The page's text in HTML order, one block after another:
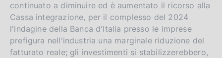
continuato a diminuire ed è aumentato il ricorso alla
Cassa integrazione, per il complesso del 2024
l'indagine della Banca d'Italia presso le imprese
prefigura nell'industria una marginale riduzione del
fatturato reale; gli investimenti si stabilizzerebbero,